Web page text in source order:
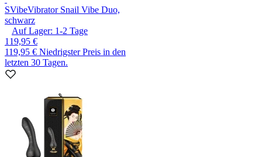
SVibeVibrator Snail Vibe Duo,
schwarz
Auf Lager: 1-2 Tage
119,95 €
119,95 € Niedrigster Preis in den
letzten 30 Tagen.